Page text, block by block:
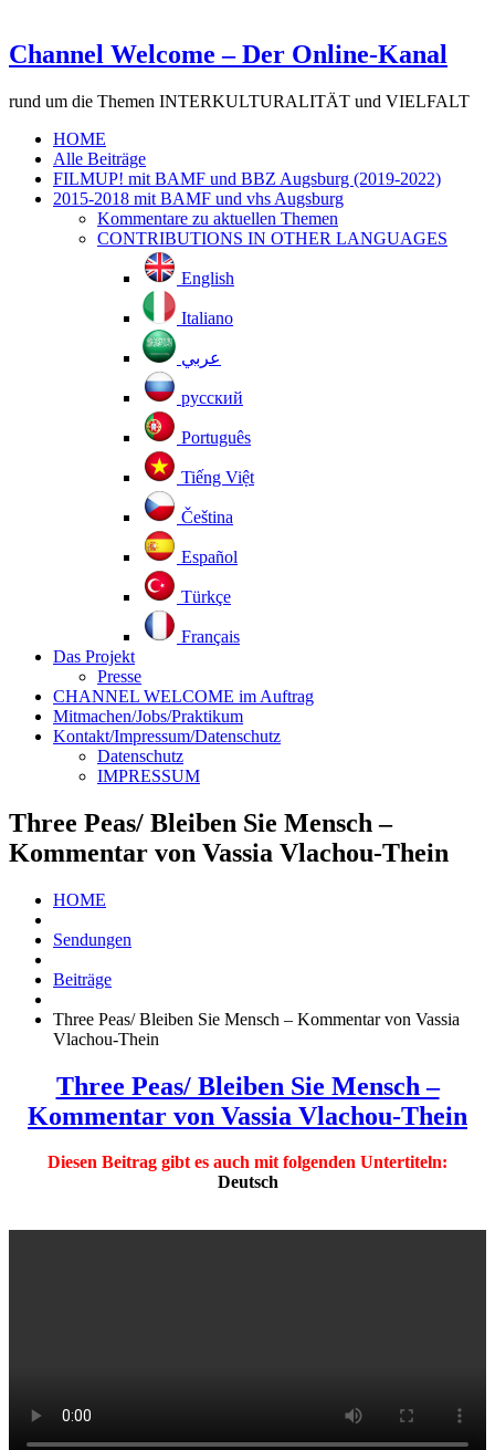
Channel Welcome – Der Online-Kanal
rund um die Themen INTERKULTURALITÄT und VIELFALT
HOME
Alle Beiträge
FILMUP! mit BAMF und BBZ Augsburg (2019-2022)
2015-2018 mit BAMF und vhs Augsburg
Kommentare zu aktuellen Themen
CONTRIBUTIONS IN OTHER LANGUAGES
English
Italiano
عربي
русский
Português
Tiếng Việt
Čeština
Español
Türkçe
Français
Das Projekt
Presse
CHANNEL WELCOME im Auftrag
Mitmachen/Jobs/Praktikum
Kontakt/Impressum/Datenschutz
Datenschutz
IMPRESSUM
Three Peas/ Bleiben Sie Mensch –
Kommentar von Vassia Vlachou-Thein
HOME
Sendungen
Beiträge
Three Peas/ Bleiben Sie Mensch – Kommentar von Vassia
Vlachou-Thein
Three Peas/ Bleiben Sie Mensch –
Kommentar von Vassia Vlachou-Thein
Diesen Beitrag gibt es auch mit folgenden Untertiteln:
Deutsch